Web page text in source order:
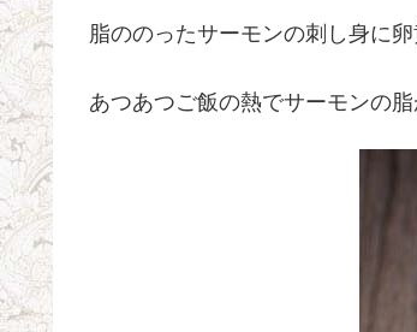
脂ののったサーモンの刺し身に
あつあつご飯の熱でサーモンの